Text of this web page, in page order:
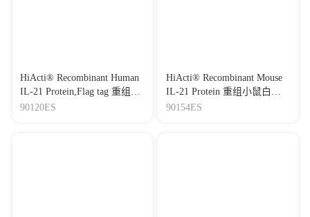
HiActi® Recombinant Human
IL-21 Protein,Flag tag 重组人
白介素-21
90120ES
HiActi® Recombinant Mouse
IL-21 Protein 重组小鼠白介
素-21
90154ES